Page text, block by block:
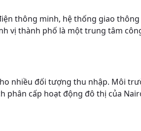
thông minh, hệ thống giao
vị thành phố là một trung tâm
nhiều đối tượng thu nhập. Môi
phân cấp hoạt động đô thị của